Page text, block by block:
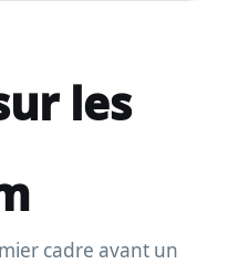
les
cadre avant un